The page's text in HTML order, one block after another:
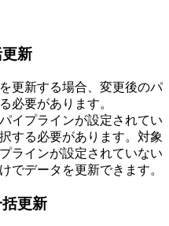
更新
更新する場合、変更後のパ
必要があります。
イプラインが設定されてい
する必要があります。対象
ラインが設定されていない
でデータを更新できます。
括更新